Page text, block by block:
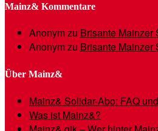
Mainz& Kommentare
Anonymzu Brisante Mainzer
Anonymzu Brisante Mainzer
Über Mainz&
Mainz& Solidar-Abo: FAQ
Was ist Mainz&?